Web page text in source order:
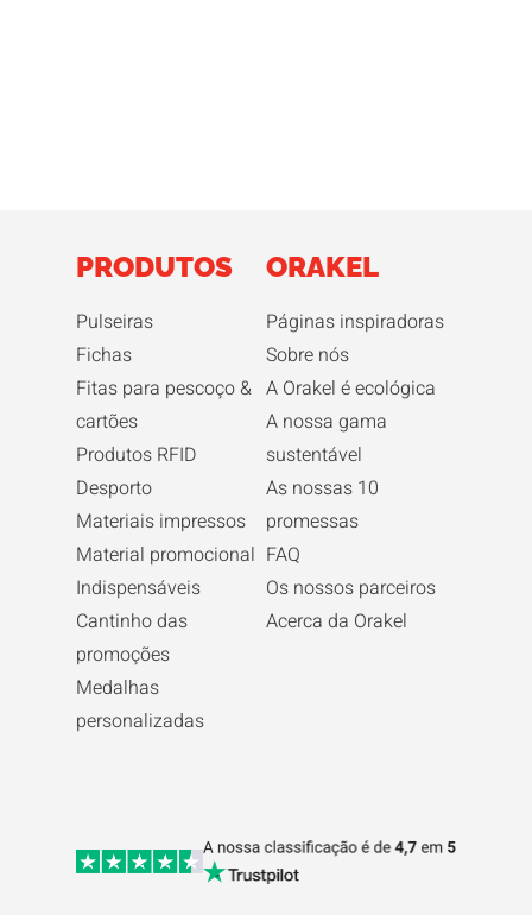
PRODUTOS
Pulseiras
Fichas
Fitas para pescoço &
cartões
Produtos RFID
Desporto
Materiais impressos
Material promocional
Indispensáveis
Cantinho das
promoções
Medalhas
personalizadas
ORAKEL
Páginas inspiradoras
Sobre nós
A Orakel é ecológica
A nossa gama
sustentável
As nossas 10
promessas
FAQ
Os nossos parceiros
Acerca da Orakel